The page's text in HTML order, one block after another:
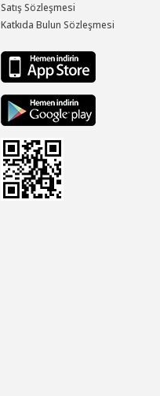
Satış Sözleşmesi
Katkıda Bulun Sözleşmesi